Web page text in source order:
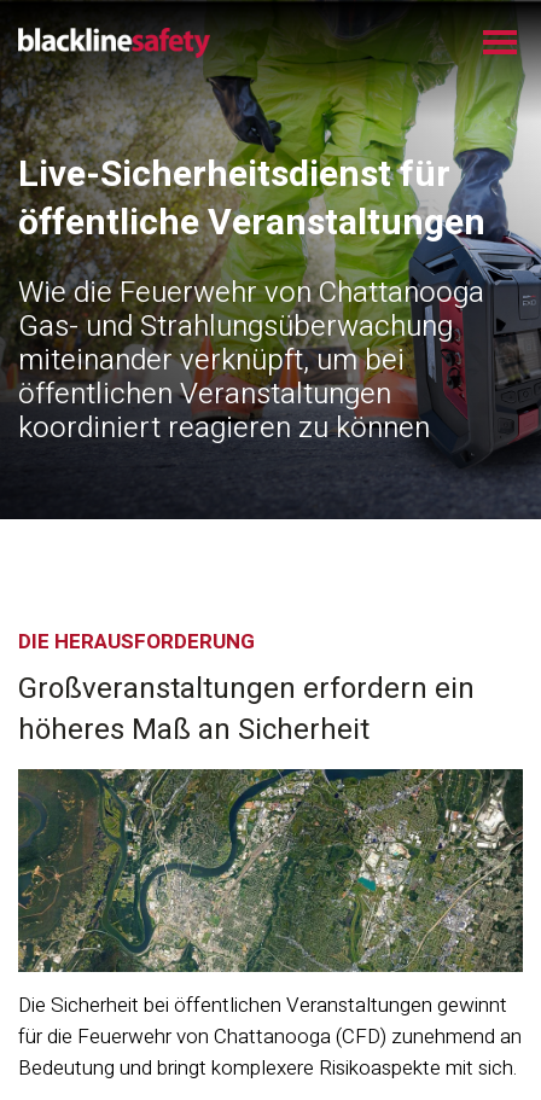
Live-Sicherheitsdienst für
öffentliche Veranstaltungen
Wie die Feuerwehr von Chattanooga
Gas- und Strahlungsüberwachung
miteinander verknüpft, um bei
öffentlichen Veranstaltungen
koordiniert reagieren zu können
DIE HERAUSFORDERUNG
Großveranstaltungen erfordern ein
höheres Maß an Sicherheit
Die Sicherheit bei öffentlichen Veranstaltungen gewinnt
für die Feuerwehr von Chattanooga (CFD) zunehmend an
Bedeutung und bringt komplexere Risikoaspekte mit sich.